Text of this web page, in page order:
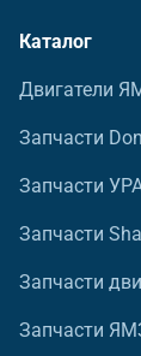
Каталог
Двигатели
Запчасти
Запчасти
Запчасти
Запчасти
Запчасти